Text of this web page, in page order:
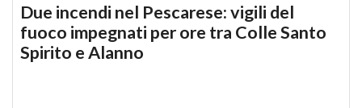
Due incendi nel Pescarese: vigili del
fuoco impegnati per ore tra Colle Santo
Spirito e Alanno